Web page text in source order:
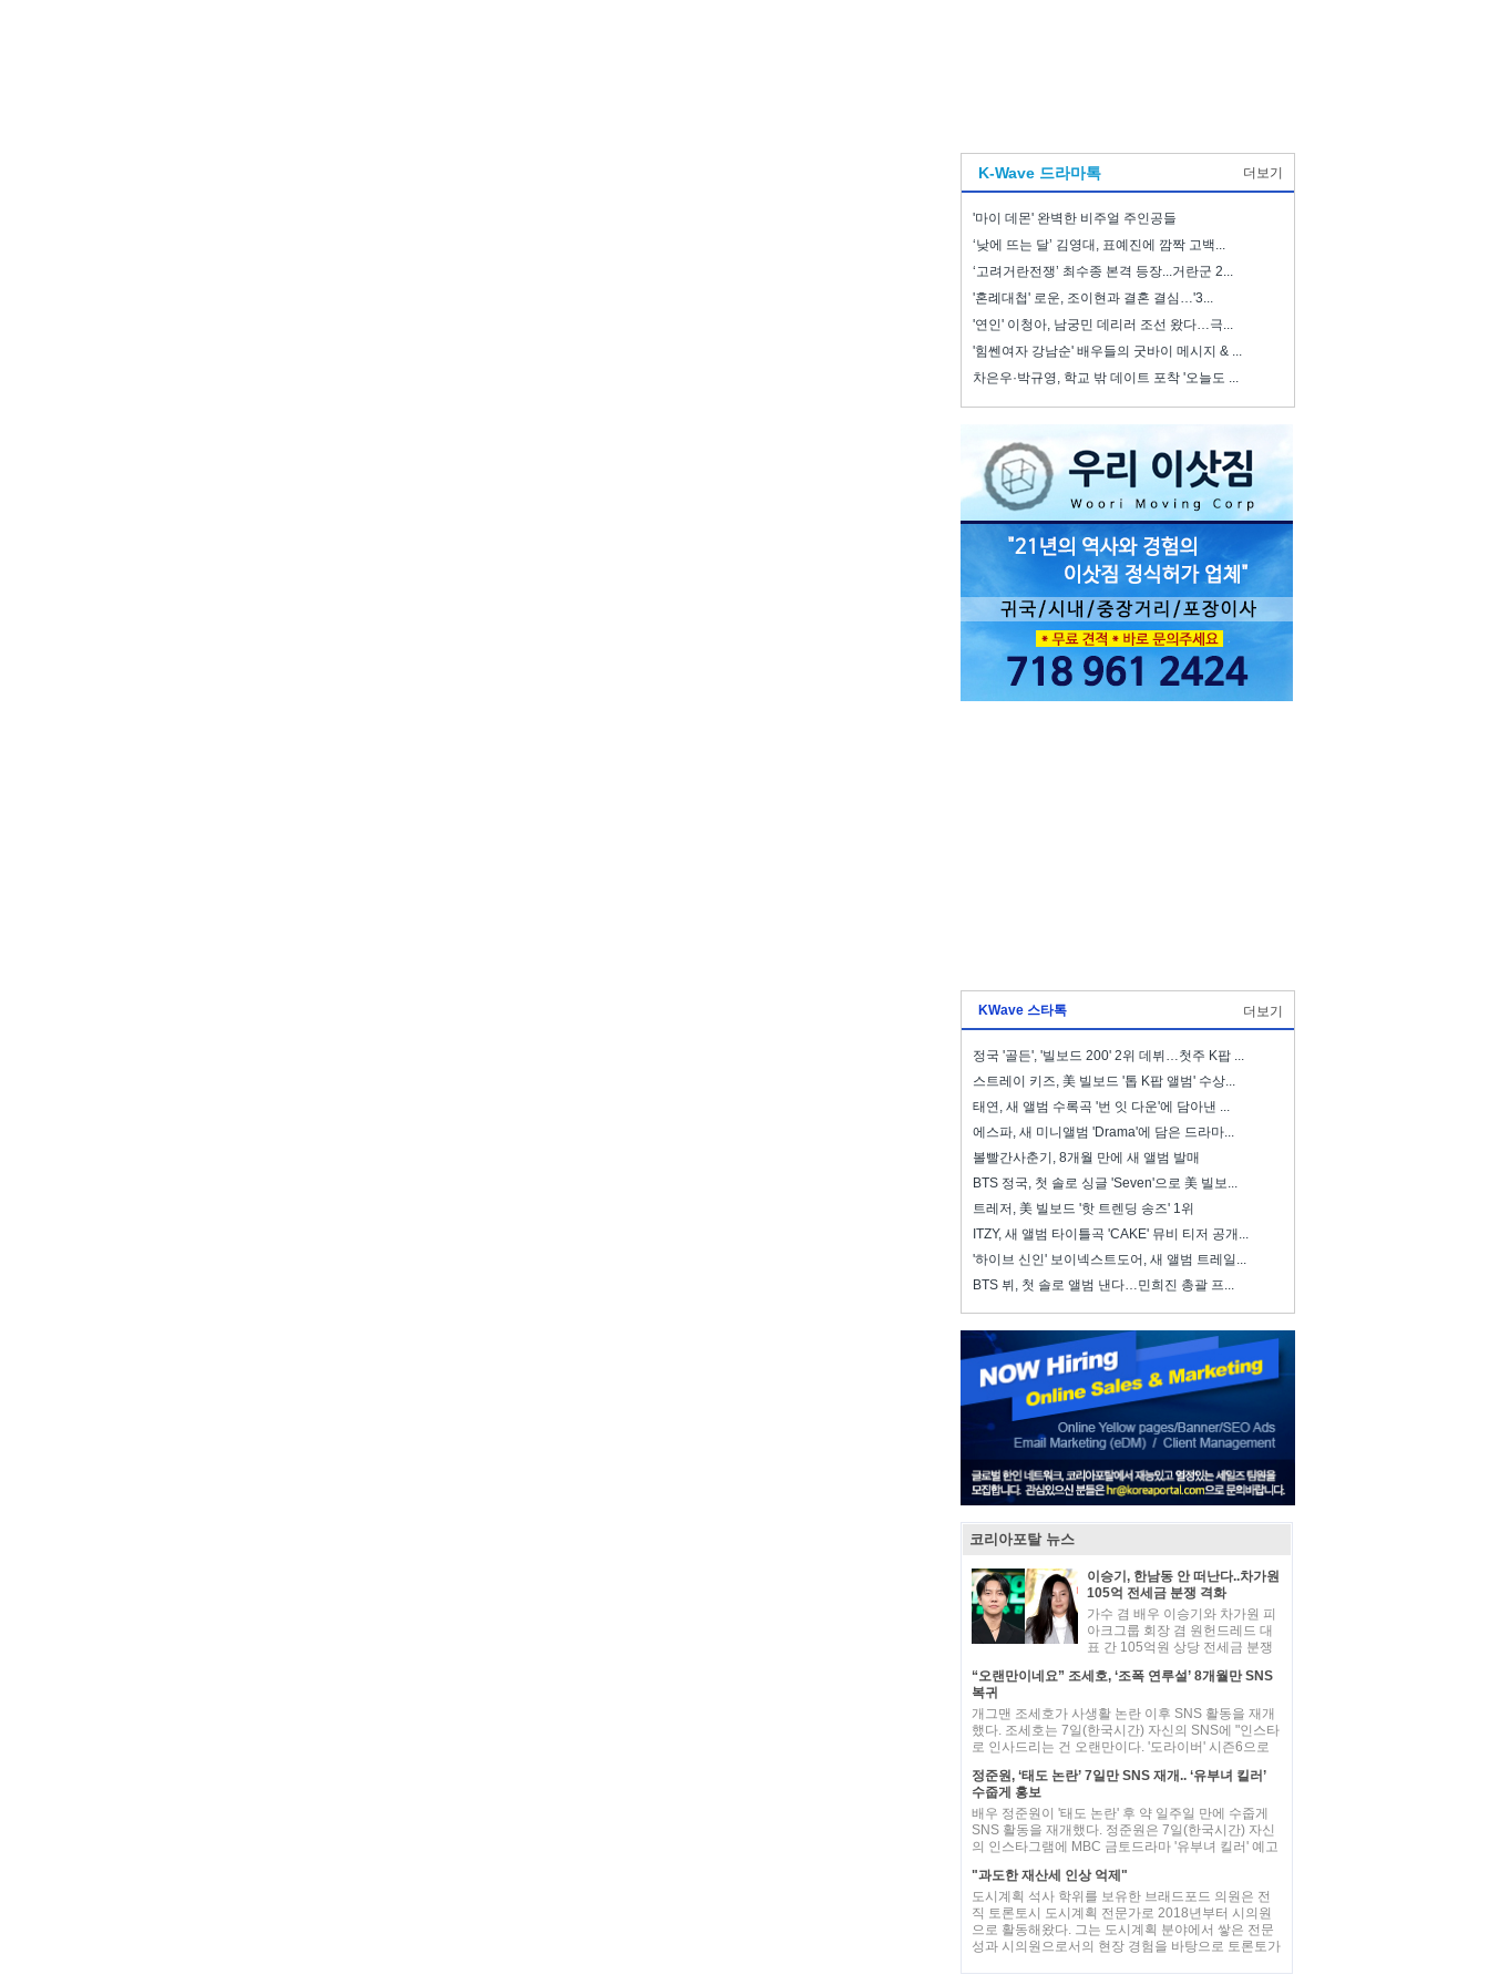
K-Wave 드라마톡 더보기
'마이 데몬' 완벽한 비주얼 주인공들
‘낮에 뜨는 달’ 김영대, 표예진에 깜짝 고백...
‘고려거란전쟁’ 최수종 본격 등장...거란군 2...
'혼례대첩' 로운, 조이현과 결혼 결심…'3...
'연인' 이청아, 남궁민 데리러 조선 왔다…극...
'힘쎈여자 강남순' 배우들의 굿바이 메시지 & ...
차은우·박규영, 학교 밖 데이트 포착 '오늘도 ...
KWave 스타톡 더보기
정국 '골든', '빌보드 200' 2위 데뷔…첫주 K팝 ...
스트레이 키즈, 美 빌보드 '톱 K팝 앨범' 수상...
태연, 새 앨범 수록곡 '번 잇 다운'에 담아낸 ...
에스파, 새 미니앨범 'Drama'에 담은 드라마...
볼빨간사춘기, 8개월 만에 새 앨범 발매
BTS 정국, 첫 솔로 싱글 'Seven'으로 美 빌보...
트레저, 美 빌보드 '핫 트렌딩 송즈' 1위
ITZY, 새 앨범 타이틀곡 'CAKE' 뮤비 티저 공개...
'하이브 신인' 보이넥스트도어, 새 앨범 트레일...
BTS 뷔, 첫 솔로 앨범 낸다…민희진 총괄 프...